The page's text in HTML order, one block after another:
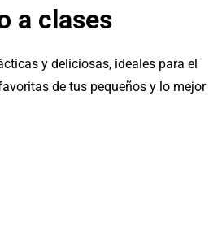
a clases
y deliciosas, ideales para el
de tus pequeños y lo mejor